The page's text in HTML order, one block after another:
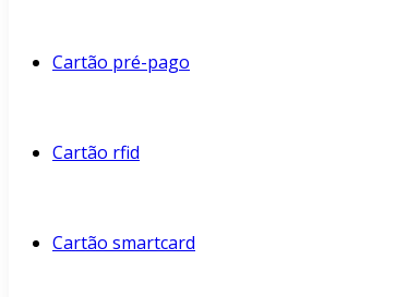
Cartão pré-pago
Cartão rfid
Cartão smartcard